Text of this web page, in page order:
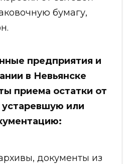
бумагу,
предприятия и
в Невьянске
приема остатки от
устаревшую или
документы из